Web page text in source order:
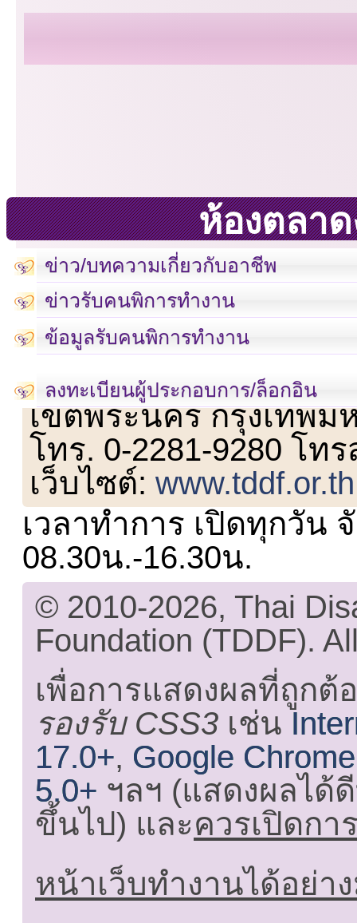
ห้องตลา
ข่าว/บทความเกี่ยวกับอาชีพ
ข่าวรับคนพิการทำงาน
ข้อมูลรับคนพิการทำงาน
ลงทะเบียนผู้ประกอบการ/ล็อกอิน
เลขที่ 23 ชั้น 2 ถนนวิ
เขตพระนคร กรุงเทพม
โทร. 0-2281-9280 โท
เว็บไซต์:www.tddf.or.th
เวลาทำการ เปิดทุกวัน
08.30น.-16.30น.
© 2010-2026, Thai
Foundation (TDDF).
เพื่อการแสดงผลที่ถูกต้
รองรับ CSS3 เช่น
17.0+, Google
5.0+ ฯลฯ (แสดงผลได้
ขึ้นไป) และควรเปิดกา
หน้าเว็บทำงานได้อย่า